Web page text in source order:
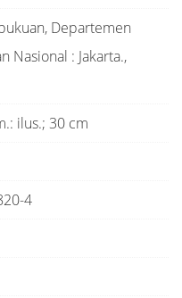
Departemen
Nasional : Jakarta.,
ilus.; 30 cm
4